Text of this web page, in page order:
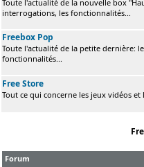
Toute l'actualité de la nouvelle box
interrogations, les fonctionnalités...
Freebox Pop
Toute l'actualité de la petite dernière:
fonctionnalités...
Free Store
Tout ce qui concerne les jeux vidéos
Forum